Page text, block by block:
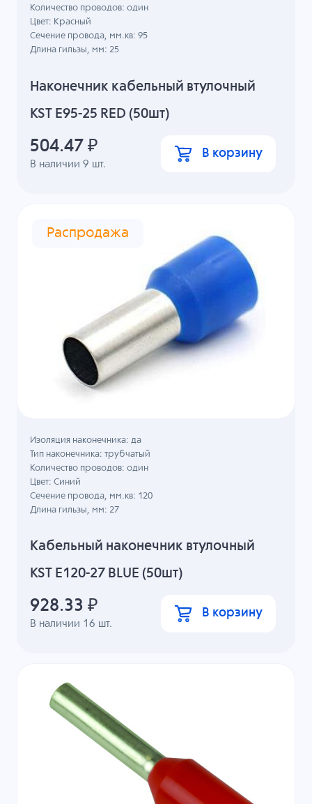
Наконечник кабельный втулочный
KST E95-25 RED (50шт)
В наличии9 шт.
Количество проводов: один
Цвет: Красный
Сечение провода, мм.кв: 95
Длина гильзы, мм: 25
504.47 ₽ В корзину
Распродажа
Кабельный наконечник втулочный
KST E120-27 BLUE (50шт)
В наличии 16 шт.
Изоляция наконечника: да
Тип наконечника: трубчатый
Количество проводов: один
Цвет: Синий
Сечение провода, мм.кв: 120
Длина гильзы, мм: 27
928.33 ₽ В корзину